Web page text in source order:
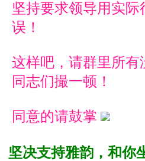
坚持要求领导用实际
误！
这样吧，请群里所有
同志们撮一顿！
同意的请鼓掌
坚决支持雅韵，和你